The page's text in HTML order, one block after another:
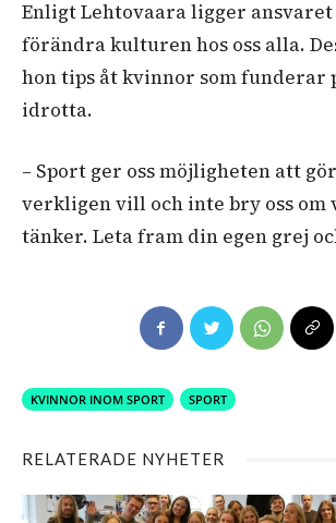
Enligt Lehtovaara ligger
förändra kulturen hos oss alla.
hon tips åt kvinnor som funderar
idrotta.
– Sport ger oss möjligheten att
verkligen vill och inte bry oss om
tänker. Leta fram din egen grej
KVINNOR INOM SPORT SPORT
RELATERADE NYHETER